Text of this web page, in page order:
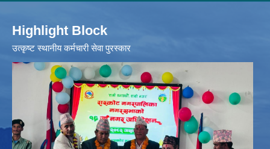
Highlight Block
उत्‍कृष्ट स्थानीय कर्मचारी सेवा पुरस्कार